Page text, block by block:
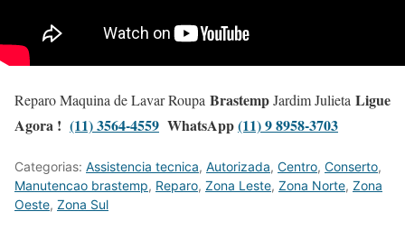
Reparo Maquina de Lavar Roupa BrastempJardim Julieta Ligue
Agora ! (11) 3564-4559 WhatsApp(11) 9 8958-3703
Categorias: Assistencia tecnica, Autorizada, Centro, Conserto,
Manutencao brastemp, Reparo, Zona Leste, Zona Norte, Zona
Oeste, Zona Sul